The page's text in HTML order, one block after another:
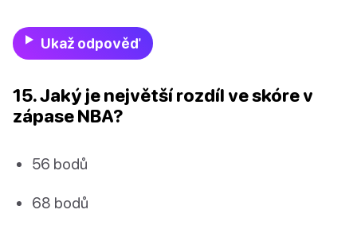
Ukaž odpověď
15. Jaký je největší rozdíl ve skóre v
zápase NBA?
56 bodů
68 bodů